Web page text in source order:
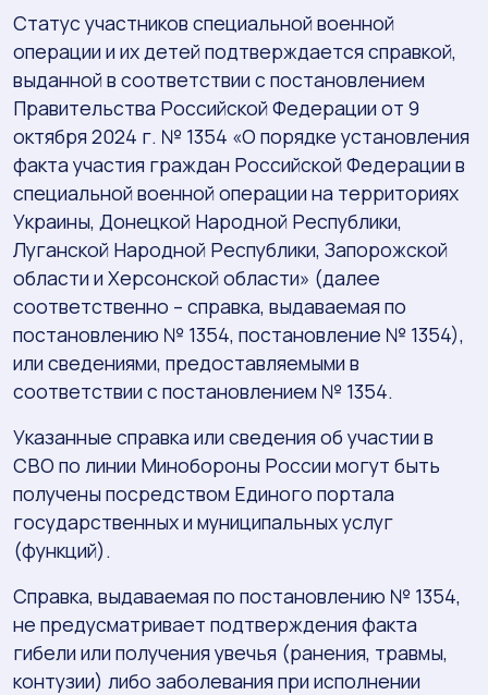
Статус участников специальной военной
операции и их детей подтверждается справкой,
выданной в соответствии с постановлением
Правительства Российской Федерации от 9
октября 2024 г. № 1354 «О порядке установления
факта участия граждан Российской Федерации в
специальной военной операции на территориях
Украины, Донецкой Народной Республики,
Луганской Народной Республики, Запорожской
области и Херсонской области» (далее
соответственно – справка, выдаваемая по
постановлению № 1354, постановление № 1354),
или сведениями, предоставляемыми в
соответствии с постановлением № 1354.
Указанные справка или сведения об участии в
СВО по линии Минобороны России могут быть
получены посредством Единого портала
государственных и муниципальных услуг
(функций).
Справка, выдаваемая по постановлению № 1354,
не предусматривает подтверждения факта
гибели или получения увечья (ранения, травмы,
контузии) либо заболевания при исполнении